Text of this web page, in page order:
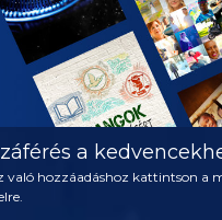
a
való hozzáadáshoz kattintson a